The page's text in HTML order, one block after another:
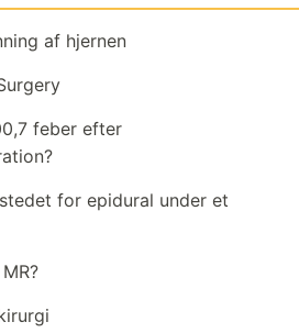
af hjernen
feber efter
for epidural under et